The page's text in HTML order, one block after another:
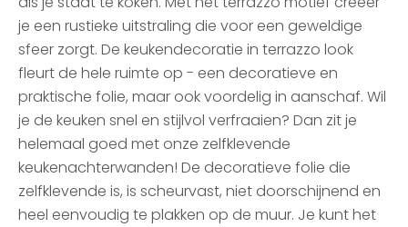
je een rustieke uitstraling die voor een geweldige
sfeer zorgt. De keukendecoratie in terrazzo look
fleurt de hele ruimte op - een decoratieve en
praktische folie, maar ook voordelig in aanschaf. Wil
je de keuken snel en stijlvol verfraaien? Dan zit je
helemaal goed met onze zelfklevende
keukenachterwanden! De decoratieve folie die
zelfklevende is, is scheurvast, niet doorschijnend en
heel eenvoudig te plakken op de muur. Je kunt het